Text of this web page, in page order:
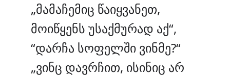
„მამაჩემიც წაიყვანეთ,
მოიწყენს უსაქმურად აქ“,
“დარჩა სოფელში ვინმე?“
„ვინც დავრჩით, ისინიც არ